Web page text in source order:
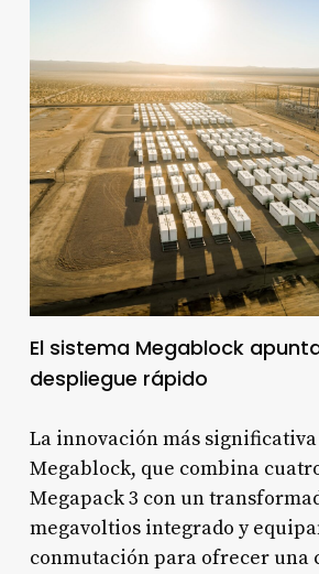
El sistema Megablock
despliegue rápido
La innovación más significativa
Megablock, que combina
Megapack 3 con un
megavoltios integrado y
conmutación para ofrecer una